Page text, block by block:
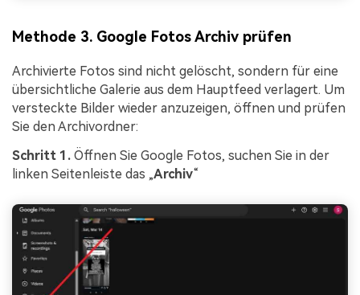
Methode 3. Google Fotos Archiv prüfen
Archivierte Fotos sind nicht gelöscht, sondern für eine
übersichtliche Galerie aus dem Hauptfeed verlagert. Um
versteckte Bilder wieder anzuzeigen, öffnen und prüfen
Sie den Archivordner:
Schritt 1. Öffnen Sie Google Fotos, suchen Sie in der
linken Seitenleiste das „Archiv“